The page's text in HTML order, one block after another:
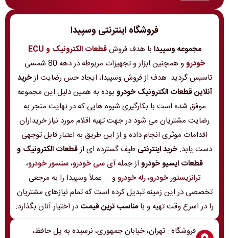
فروشگاه اینترنتی وسپیدا
مجموعه وسپیدا با هدف فروش
قطعات الکترونیک و ECU
خودرو
و همچنین ابزار و تجهیزات مربوطه در دهه 80 شمسی
تاسیس گردید. هدف از فروش وسپیدا، ایجاد حس رضایت ازخرید
آنلاین قطعات الکترونیک خودرو بوده به همین دلیل این مجموعه
موفق شده است با بکارگیری شیوه هایی که در نهایت منجر به
رضایت مشتریان می شود در جهت تهیه اقلام مورد نیاز خریداران
اقدامات موثری انجام داده و از این طریق به اعتبار قابل توجهی
دست یابد.خرید اینترنتی طیف گسترده ای ازقطعات الکترونیک و
قطعات ایسیو خودرو از جملهآی سی خودرو،سنسور خودرو،
ترانزیستور خودرو،رله خودروو ... عملاً وسپیدا را به مرجعی
تخصصی در این زمینه تبدیل کرده است که تمام نیازهای مشتریان
را در اسرع وقت تهیه و با مناسب ترین قیمت در اختیار آنان بگذارد.
فروشگاه : تهران، خیابان جمهوری، نرسیده به پل حافظ،